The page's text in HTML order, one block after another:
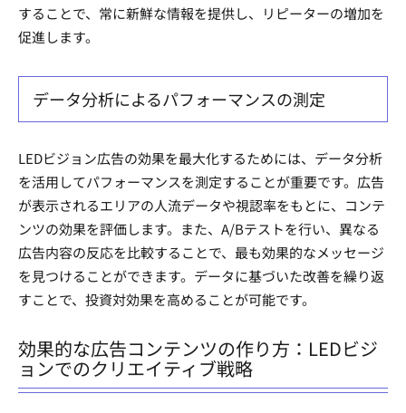
することで、常に新鮮な情報を提供し、リピーターの増加を
促進します。
データ分析によるパフォーマンスの測定
LEDビジョン広告の効果を最大化するためには、データ分析
を活用してパフォーマンスを測定することが重要です。広告
が表示されるエリアの人流データや視認率をもとに、コンテ
ンツの効果を評価します。また、A/Bテストを行い、異なる
広告内容の反応を比較することで、最も効果的なメッセージ
を見つけることができます。データに基づいた改善を繰り返
すことで、投資対効果を高めることが可能です。
効果的な広告コンテンツの作り方：LEDビジ
ョンでのクリエイティブ戦略